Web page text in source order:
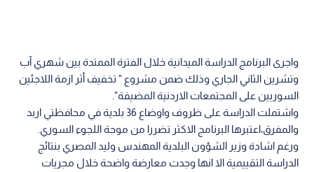
واجرى البرنامج الدراسة الميدانية خلال الفترة الممتدة بين شهري آب
وتشرين الثاني الجاري وذلك ضمن مشروع " تخفيف أثر ازمة اللاجئين
السوريين على المجتمعات الاردنية المضيفة".
واشتملت الدراسة على ظروف واوضاع 36 بلدية في محافظتي اربد
والمفرق،اعتبرها البرنامج الاكثر تضررا من موجة اللجوء السوري.
ورغم اشادة وزير الشؤون البلدية المهندس وليد المصري بنتائج
الدراسة التقييمية الا انها وجدت معارضة واضحة خلال مجريات